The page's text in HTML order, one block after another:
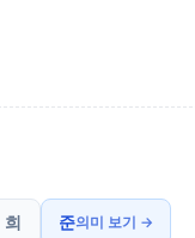
희 준의미 보기 →